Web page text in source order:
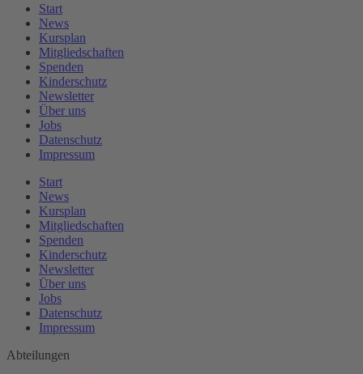
Start
News
Kursplan
Mitgliedschaften
Spenden
Kinderschutz
Newsletter
Über uns
Jobs
Datenschutz
Impressum
Start
News
Kursplan
Mitgliedschaften
Spenden
Kinderschutz
Newsletter
Über uns
Jobs
Datenschutz
Impressum
Abteilungen